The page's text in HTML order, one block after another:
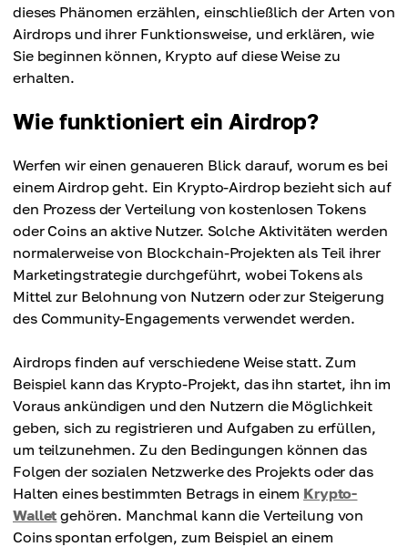
dieses Phänomen erzählen, einschließlich der Arten von
Airdrops und ihrer Funktionsweise, und erklären, wie
Sie beginnen können, Krypto auf diese Weise zu
erhalten.
Wie funktioniert ein Airdrop?
Werfen wir einen genaueren Blick darauf, worum es bei
einem Airdrop geht. Ein Krypto-Airdrop bezieht sich auf
den Prozess der Verteilung von kostenlosen Tokens
oder Coins an aktive Nutzer. Solche Aktivitäten werden
normalerweise von Blockchain-Projekten als Teil ihrer
Marketingstrategie durchgeführt, wobei Tokens als
Mittel zur Belohnung von Nutzern oder zur Steigerung
des Community-Engagements verwendet werden.
Airdrops finden auf verschiedene Weise statt. Zum
Beispiel kann das Krypto-Projekt, das ihn startet, ihn im
Voraus ankündigen und den Nutzern die Möglichkeit
geben, sich zu registrieren und Aufgaben zu erfüllen,
um teilzunehmen. Zu den Bedingungen können das
Folgen der sozialen Netzwerke des Projekts oder das
Halten eines bestimmten Betrags in einem Krypto-
Wallet gehören. Manchmal kann die Verteilung von
Coins spontan erfolgen, zum Beispiel an einem